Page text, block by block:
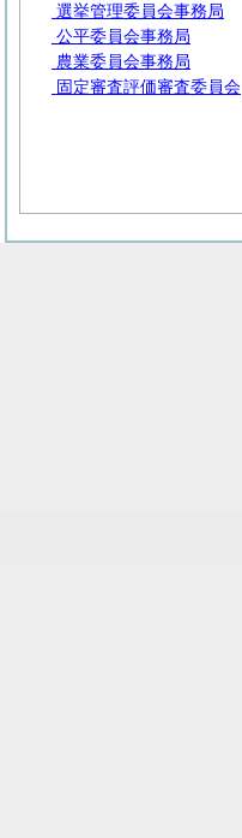
選挙管理委員会事務局
公平委員会事務局
農業委員会事務局
固定審査評価審査委員会